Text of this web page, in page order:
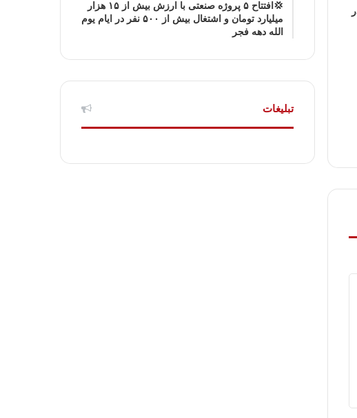
💢افتتاح ۵ پروژه صنعتی با ارزش بیش از ۱۵ هزار
میلیارد تومان و اشتغال بیش از ۵۰۰ نفر در ایام یوم
الله دهه فجر
تبلیغات